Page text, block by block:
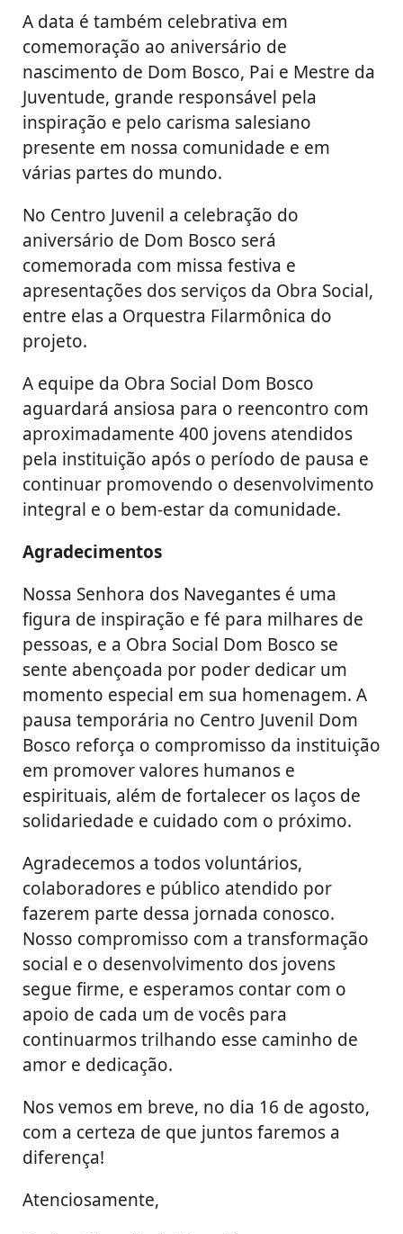
A data é também celebrativa em
comemoração ao aniversário de
nascimento de Dom Bosco, Pai e Mestre da
Juventude, grande responsável pela
inspiração e pelo carisma salesiano
presente em nossa comunidade e em
várias partes do mundo.
No Centro Juvenil a celebração do
aniversário de Dom Bosco será
comemorada com missa festiva e
apresentações dos serviços da Obra Social,
entre elas a Orquestra Filarmônica do
projeto.
A equipe da Obra Social Dom Bosco
aguardará ansiosa para o reencontro com
aproximadamente 400 jovens atendidos
pela instituição após o período de pausa e
continuar promovendo o desenvolvimento
integral e o bem-estar da comunidade.
Agradecimentos
Nossa Senhora dos Navegantes é uma
figura de inspiração e fé para milhares de
pessoas, e a Obra Social Dom Bosco se
sente abençoada por poder dedicar um
momento especial em sua homenagem. A
pausa temporária no Centro Juvenil Dom
Bosco reforça o compromisso da instituição
em promover valores humanos e
espirituais, além de fortalecer os laços de
solidariedade e cuidado com o próximo.
Agradecemos a todos voluntários,
colaboradores e público atendido por
fazerem parte dessa jornada conosco.
Nosso compromisso com a transformação
social e o desenvolvimento dos jovens
segue firme, e esperamos contar com o
apoio de cada um de vocês para
continuarmos trilhando esse caminho de
amor e dedicação.
Nos vemos em breve, no dia 16 de agosto,
com a certeza de que juntos faremos a
diferença!
Atenciosamente,